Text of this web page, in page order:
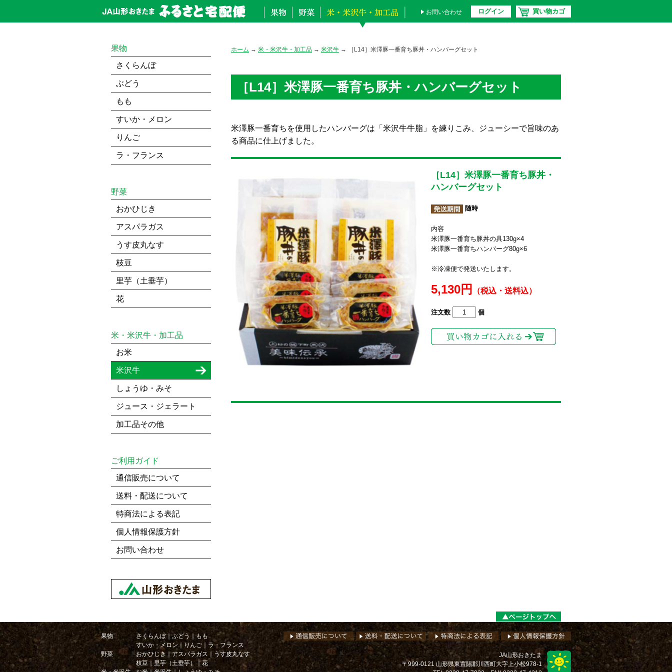
買い物カゴ
ログイン
お問い合わせ
ホーム → 米・米沢牛・加工品 → 米沢牛 → ［L14］米澤豚一番育ち豚丼・ハンバーグセット
［L14］米澤豚一番育ち豚丼・ハンバーグセット
米澤豚一番育ちを使用したハンバーグは「米沢牛牛脂」を練りこみ、ジューシーで旨味のあ
る商品に仕上げました。
［L14］米澤豚一番育ち豚丼・
ハンバーグセット
随時
内容
米澤豚一番育ち豚丼の具130g×4
米澤豚一番育ちハンバーグ80g×6
※冷凍便で発送いたします。
5,130円 （税込・送料込）
注文数 個
果物
さくらんぼ
ぶどう
もも
すいか・メロン
りんご
ラ・フランス
野菜
おかひじき
アスパラガス
うす皮丸なす
枝豆
里芋（土垂芋）
花
米・米沢牛・加工品
お米
米沢牛
しょうゆ・みそ
ジュース・ジェラート
加工品その他
ご利用ガイド
通信販売について
送料・配送について
特商法による表記
個人情報保護方針
お問い合わせ
果物 さくらんぼ｜ぶどう ｜もも
すいか・メロン｜ りんご ｜ ラ・フランス
野菜
おかひじき ｜アスパラガス ｜ うす皮丸なす
枝豆 ｜里芋（土垂芋） ｜花
JA山形おきたま
〒999-0121 山形県東置賜郡川西町大字上小松978-1